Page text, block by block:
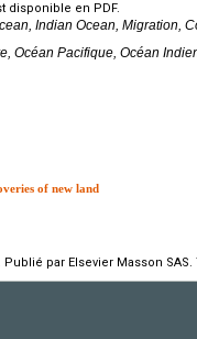
disponible en PDF.
Indian Ocean, Migration,
Océan Pacifique, Océan
of new land
par Elsevier Masson SAS.